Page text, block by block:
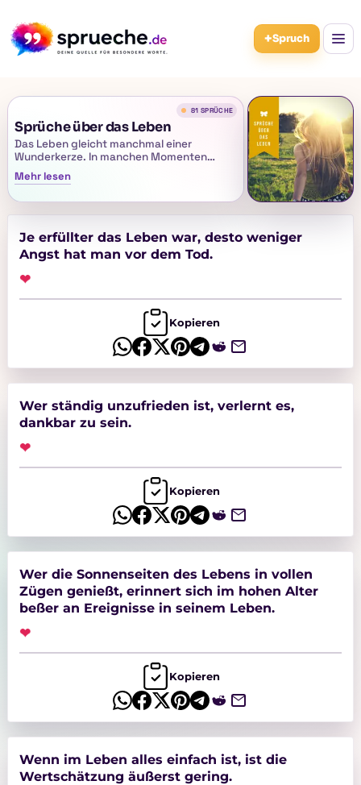
+Spruch
81 SPRÜCHE
Sprüche über das Leben
Das Leben gleicht manchmal einer
Wunderkerze. In manchen Momenten
strahlt es hell, schenkt uns Freude, Glück
und unvergessliche Augenblicke. Doch
Wie das Licht einer Wunderkerze verändert
sich auch das Leben ständig. Mal leuchtet
alles voller Hoffnung und Energie, kurz
darauf wird es wieder ruhiger oder
schwieriger. Genau dieser Wechsel aus
Höhen und Tiefen gehört zum Leben dazu
und macht viele Momente überhaupt erst
neue Chancen, schöne Erinnerungen und
glückliche Augenblicke. Auf sprueche.de
findet Ihr viele schöne Sprüche über das
Leben, das Glück und die kleinen Wunder
des Alltags.
Mehr lesen
Je erfüllter das Leben war, desto weniger
Angst hat man vor dem Tod.
❤
Kopieren
Wer ständig unzufrieden ist, verlernt es,
dankbar zu sein.
❤
Kopieren
Wer die Sonnenseiten des Lebens in vollen
Zügen genießt, erinnert sich im hohen Alter
beßer an Ereignisse in seinem Leben.
❤
Kopieren
Wenn im Leben alles einfach ist, ist die
Wertschätzung äußerst gering.